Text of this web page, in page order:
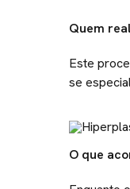
Quem
Este
se
O que